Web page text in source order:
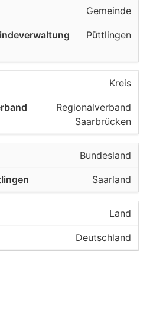
Gemeinde
Püttlingen
Kreis
Regionalverband
Saarbrücken
Bundesland
Saarland
Land
Deutschland